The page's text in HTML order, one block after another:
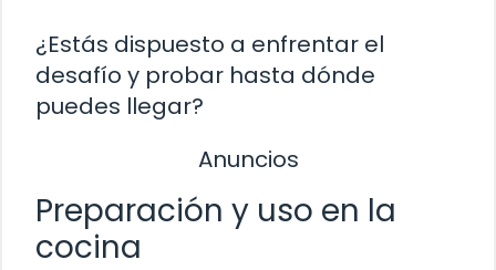
¿Estás dispuesto a enfrentar el
desafío y probar hasta dónde
puedes llegar?
Anuncios
Preparación y uso en la
cocina